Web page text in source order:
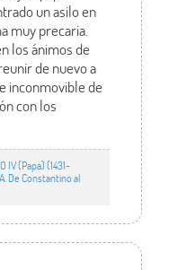
un asilo en
muy precaria.
los ánimos de
de nuevo a
inconmovible de
con los
IV (Papa) (1431-
De Constantino al